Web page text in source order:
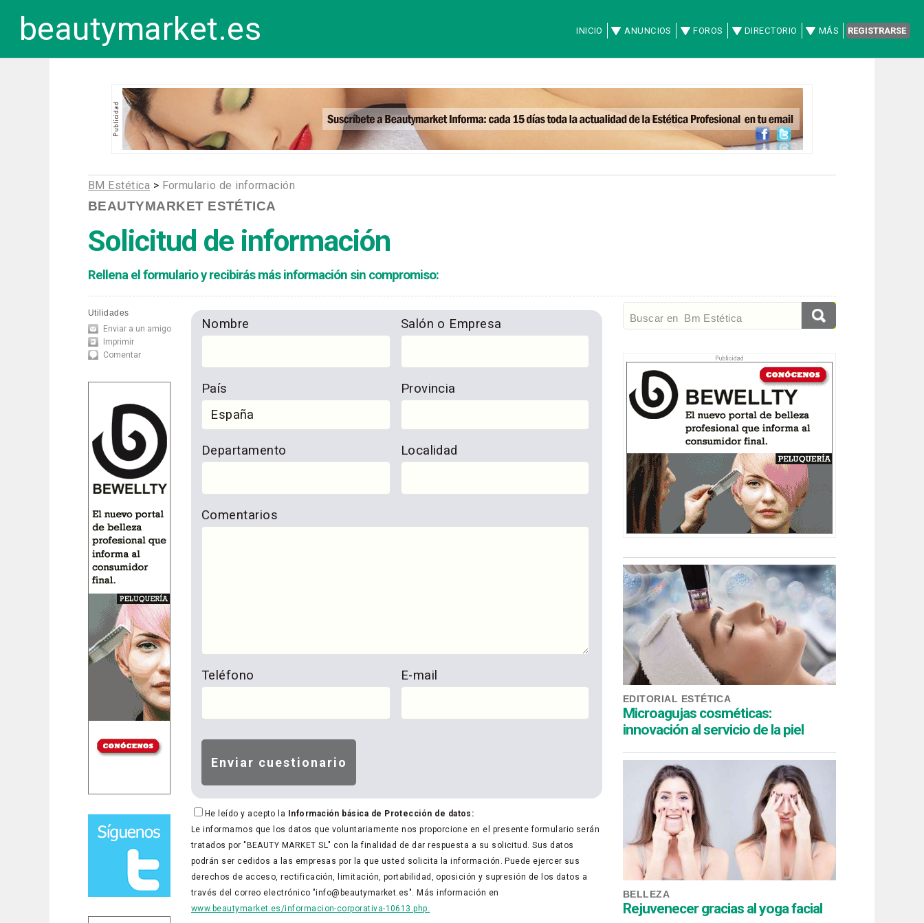
beautymarket.es INICIO ANUNCIOS FOROS DIRECTORIO MÁS REGISTRARSE
BM Estética > Formulario de información
BEAUTYMARKET ESTÉTICA
Solicitud de información
Rellena el formulario y recibirás más información sin compromiso:
Utilidades
Enviar a un amigo
Imprimir
Comentar
EDITORIAL ESTÉTICA
Microagujas cosméticas:
innovación al servicio de la piel
BELLEZA
Rejuvenecer gracias al yoga facial
Nombre Salón o Empresa
País Provincia
Departamento Localidad
Comentarios
Teléfono E-mail
He leído y acepto la Información básica de Protección de datos:
Le informamos que los datos que voluntariamente nos proporcione en el presente formulario serán
tratados por "BEAUTY MARKET SL" con la finalidad de dar respuesta a su solicitud. Sus datos
podrán ser cedidos a las empresas por la que usted solicita la información. Puede ejercer sus
derechos de acceso, rectificación, limitación, portabilidad, oposición y supresión de los datos a
través del correo electrónico "info@beautymarket.es". Más información en
www.beautymarket.es/informacion-corporativa-10613.php.